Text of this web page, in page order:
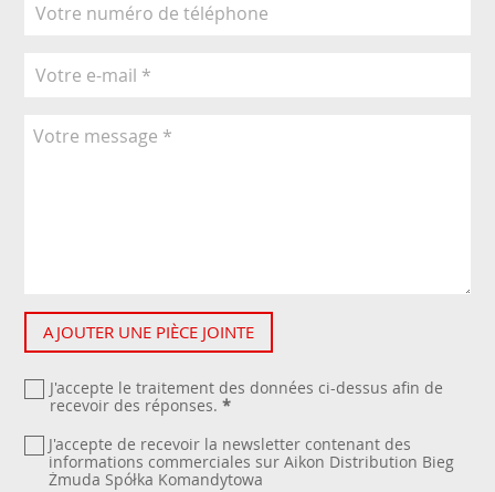
AJOUTER UNE PIÈCE JOINTE
J'accepte le traitement des données ci-dessus afin de
recevoir des réponses. *
J'accepte de recevoir la newsletter contenant des
informations commerciales sur Aikon Distribution Bieg
Żmuda Spółka Komandytowa